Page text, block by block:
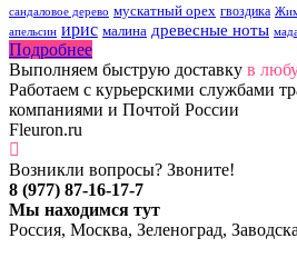
сандаловое дерево мускатный орех гвоздика
апельсин ирис малина древесные ноты
Подробнее
Выполняем быструю доставку в
Работаем с курьерскими службами
компаниями и Почтой России
Fleuron.ru
Возникли вопросы? Звоните!
8 (977) 87-16-17-7
Мы находимся тут
Россия, Москва, Зеленоград,